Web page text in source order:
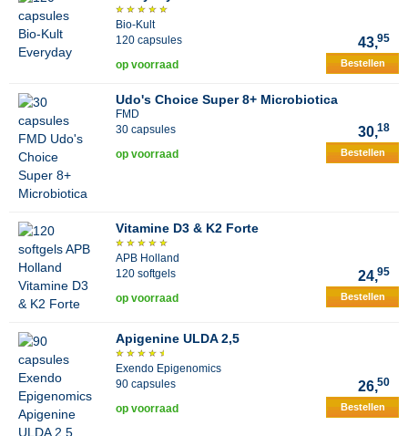
Bio-Kult
120 capsules
43,95
op voorraad Bestellen
Udo's Choice Super 8+ Microbiotica
FMD
30 capsules
30,18
op voorraad Bestellen
Vitamine D3 & K2 Forte
APB Holland
120 softgels
24,95
op voorraad Bestellen
Apigenine ULDA 2,5
Exendo Epigenomics
90 capsules
26,50
op voorraad Bestellen